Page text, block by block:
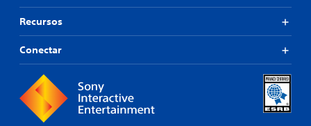
Recursos
Conectar